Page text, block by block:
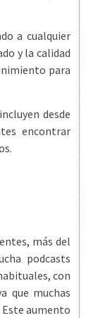
a cualquier
y la calidad
para
desde
encontrar
más del
podcasts
con
que muchas
aumento